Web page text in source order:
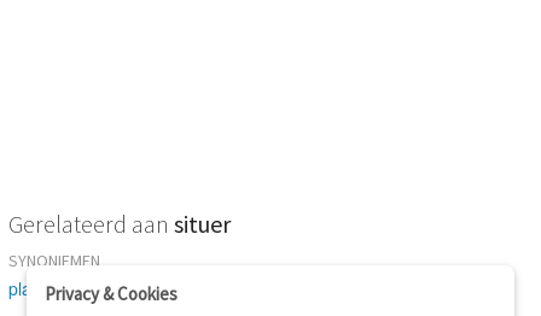
Gerelateerd aan situer
SYNONIEMEN
placer-poser-identifier
Privacy & Cookies